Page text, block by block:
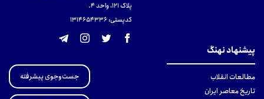
پلاک 121، واحد ۴.
کدپستی: 131465433۶
پیشنهاد نهنگ
مطالعات انقلاب
تاریخ معاصر ایران
جست‌وجوی پیشرفته